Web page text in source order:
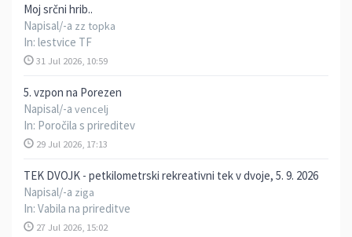
Moj srčni hrib..
Napisal/-a zz topka
In: lestvice TF
31 Jul 2026, 10:59
5. vzpon na Porezen
Napisal/-a vencelj
In: Poročila s prireditev
29 Jul 2026, 17:13
TEK DVOJK - petkilometrski rekreativni tek v dvoje, 5. 9. 2026
Napisal/-a ziga
In: Vabila na prireditve
27 Jul 2026, 15:02